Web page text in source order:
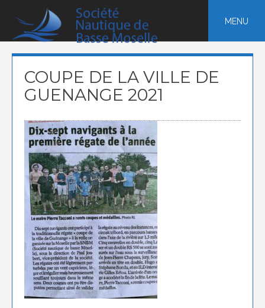
content
MENU
COUPE DE LA VILLE DE
GUENANGE 2021